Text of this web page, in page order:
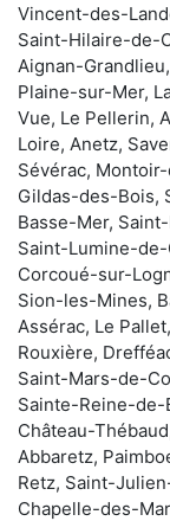
Vincent-des-
Saint-Hilaire-de-
Aignan-
Plaine-sur-Mer,
Vue, Le Pellerin,
Loire, Anetz,
Sévérac,
Gildas-des-Bois,
Basse-Mer,
Saint-Lumine-
Corcoué-sur-
Sion-les-Mines,
Assérac, Le
Rouxière,
Saint-Mars-de-
Sainte-Reine-de-
Château-
Abbaretz,
Retz, Saint-
Chapelle-des-